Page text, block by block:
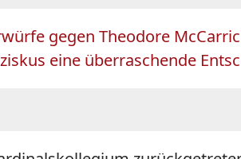
gegen Theodore
eine überraschende